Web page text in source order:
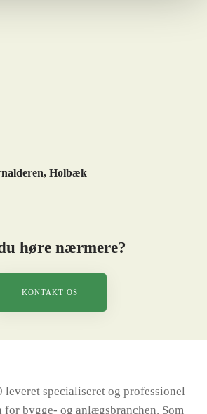
Holbæk
høre nærmere?
KONTAKT OS
leveret specialiseret og professionel
bygge- og anlægsbranchen. Som